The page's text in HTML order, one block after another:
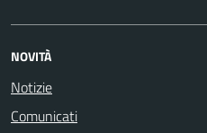
NOVITÀ
Notizie
Comunicati